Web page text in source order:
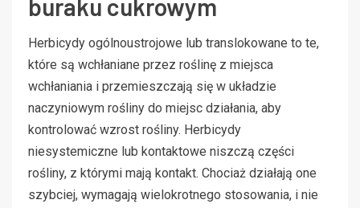
buraku cukrowym
Herbicydy ogólnoustrojowe lub translokowane to te,
które są wchłaniane przez roślinę z miejsca
wchłaniania i przemieszczają się w układzie
naczyniowym rośliny do miejsc działania, aby
kontrolować wzrost rośliny. Herbicydy
niesystemiczne lub kontaktowe niszczą części
rośliny, z którymi mają kontakt. Chociaż działają one
szybciej, wymagają wielokrotnego stosowania, i nie